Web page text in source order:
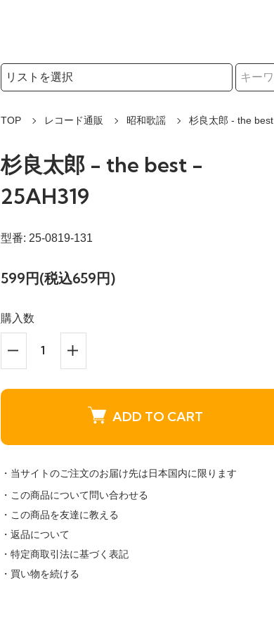
検索リストの選択
TOP レコード通販 昭和歌謡 杉良太郎 - the best
杉良太郎 - the best -
25AH319
型番: 25-0819-131
599円(税込659円)
購入数
ADD TO CART
・当サイトのご注文のお届け先は日本国内に限ります
・この商品について問い合わせる
・この商品を友達に教える
・返品について
・特定商取引法に基づく表記
・買い物を続ける